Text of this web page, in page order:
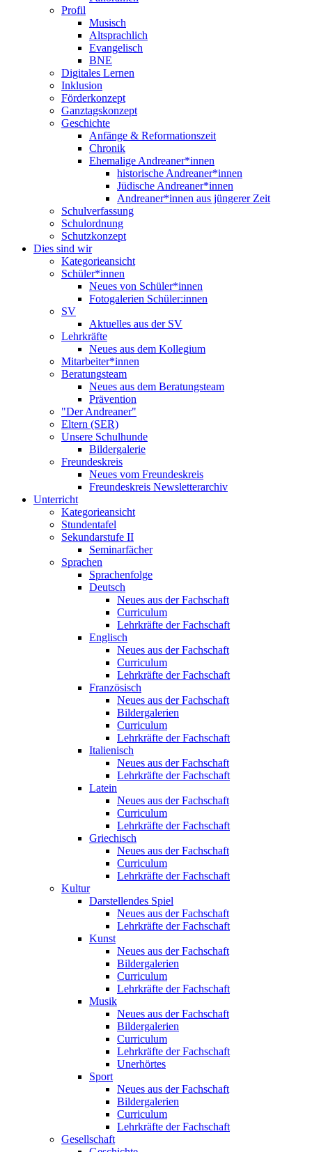
Profil
Musisch
Altsprachlich
Evangelisch
BNE
Digitales Lernen
Inklusion
Förderkonzept
Ganztagskonzept
Geschichte
Anfänge & Reformationszeit
Chronik
Ehemalige Andreaner*innen
historische Andreaner*innen
Jüdische Andreaner*innen
Andreaner*innen aus jüngerer Zeit
Schulverfassung
Schulordnung
Schutzkonzept
Dies sind wir
Kategorieansicht
Schüler*innen
Neues von Schüler*innen
Fotogalerien Schüler:innen
SV
Aktuelles aus der SV
Lehrkräfte
Neues aus dem Kollegium
Mitarbeiter*innen
Beratungsteam
Neues aus dem Beratungsteam
Prävention
"Der Andreaner"
Eltern (SER)
Unsere Schulhunde
Bildergalerie
Freundeskreis
Neues vom Freundeskreis
Freundeskreis Newsletterarchiv
Unterricht
Kategorieansicht
Stundentafel
Sekundarstufe II
Seminarfächer
Sprachen
Sprachenfolge
Deutsch
Neues aus der Fachschaft
Curriculum
Lehrkräfte der Fachschaft
Englisch
Neues aus der Fachschaft
Curriculum
Lehrkräfte der Fachschaft
Französisch
Neues aus der Fachschaft
Bildergalerien
Curriculum
Lehrkräfte der Fachschaft
Italienisch
Neues aus der Fachschaft
Lehrkräfte der Fachschaft
Latein
Neues aus der Fachschaft
Curriculum
Lehrkräfte der Fachschaft
Griechisch
Neues aus der Fachschaft
Curriculum
Lehrkräfte der Fachschaft
Kultur
Darstellendes Spiel
Neues aus der Fachschaft
Lehrkräfte der Fachschaft
Kunst
Neues aus der Fachschaft
Bildergalerien
Curriculum
Lehrkräfte der Fachschaft
Musik
Neues aus der Fachschaft
Bildergalerien
Curriculum
Lehrkräfte der Fachschaft
Unerhörtes
Sport
Neues aus der Fachschaft
Bildergalerien
Curriculum
Lehrkräfte der Fachschaft
Gesellschaft